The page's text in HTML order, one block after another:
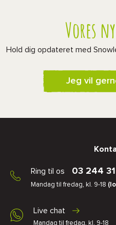
Vores
Hold dig opdateret med
Jeg vil
Ring til os 03 244
Mandag til fredag, kl. 9-18
Live chat
Mandag til fredag, kl. 9-18